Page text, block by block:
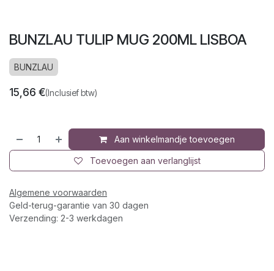
BUNZLAU TULIP MUG 200ML LISBOA
BUNZLAU
15,66 €(Inclusief btw)
Aan winkelmandje toevoegen
Toevoegen aan verlanglijst
Algemene voorwaarden
Geld-terug-garantie van 30 dagen
Verzending: 2-3 werkdagen